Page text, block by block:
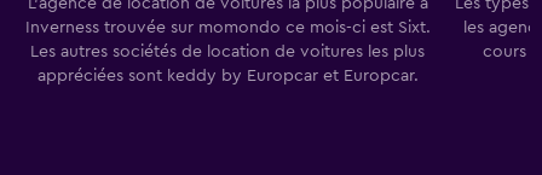
Inverness trouvée sur momondo ce mois-ci est Sixt.
Les autres sociétés de location de voitures les plus
appréciées sont keddy by Europcar et Europcar.
les
cours